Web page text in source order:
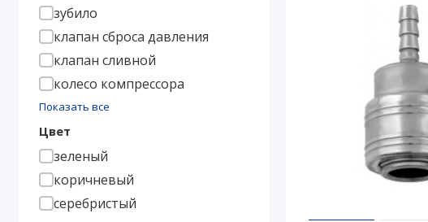
зубило
клапан сброса давления
клапан сливной
колесо компрессора
Показать все
Цвет
зеленый
коричневый
серебристый